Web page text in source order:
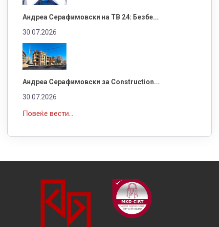
Андреа Серафимовски на ТВ 24: Безбе...
30.07.2026
Андреа Серафимовски за Construction...
30.07.2026
Повеќе вести...